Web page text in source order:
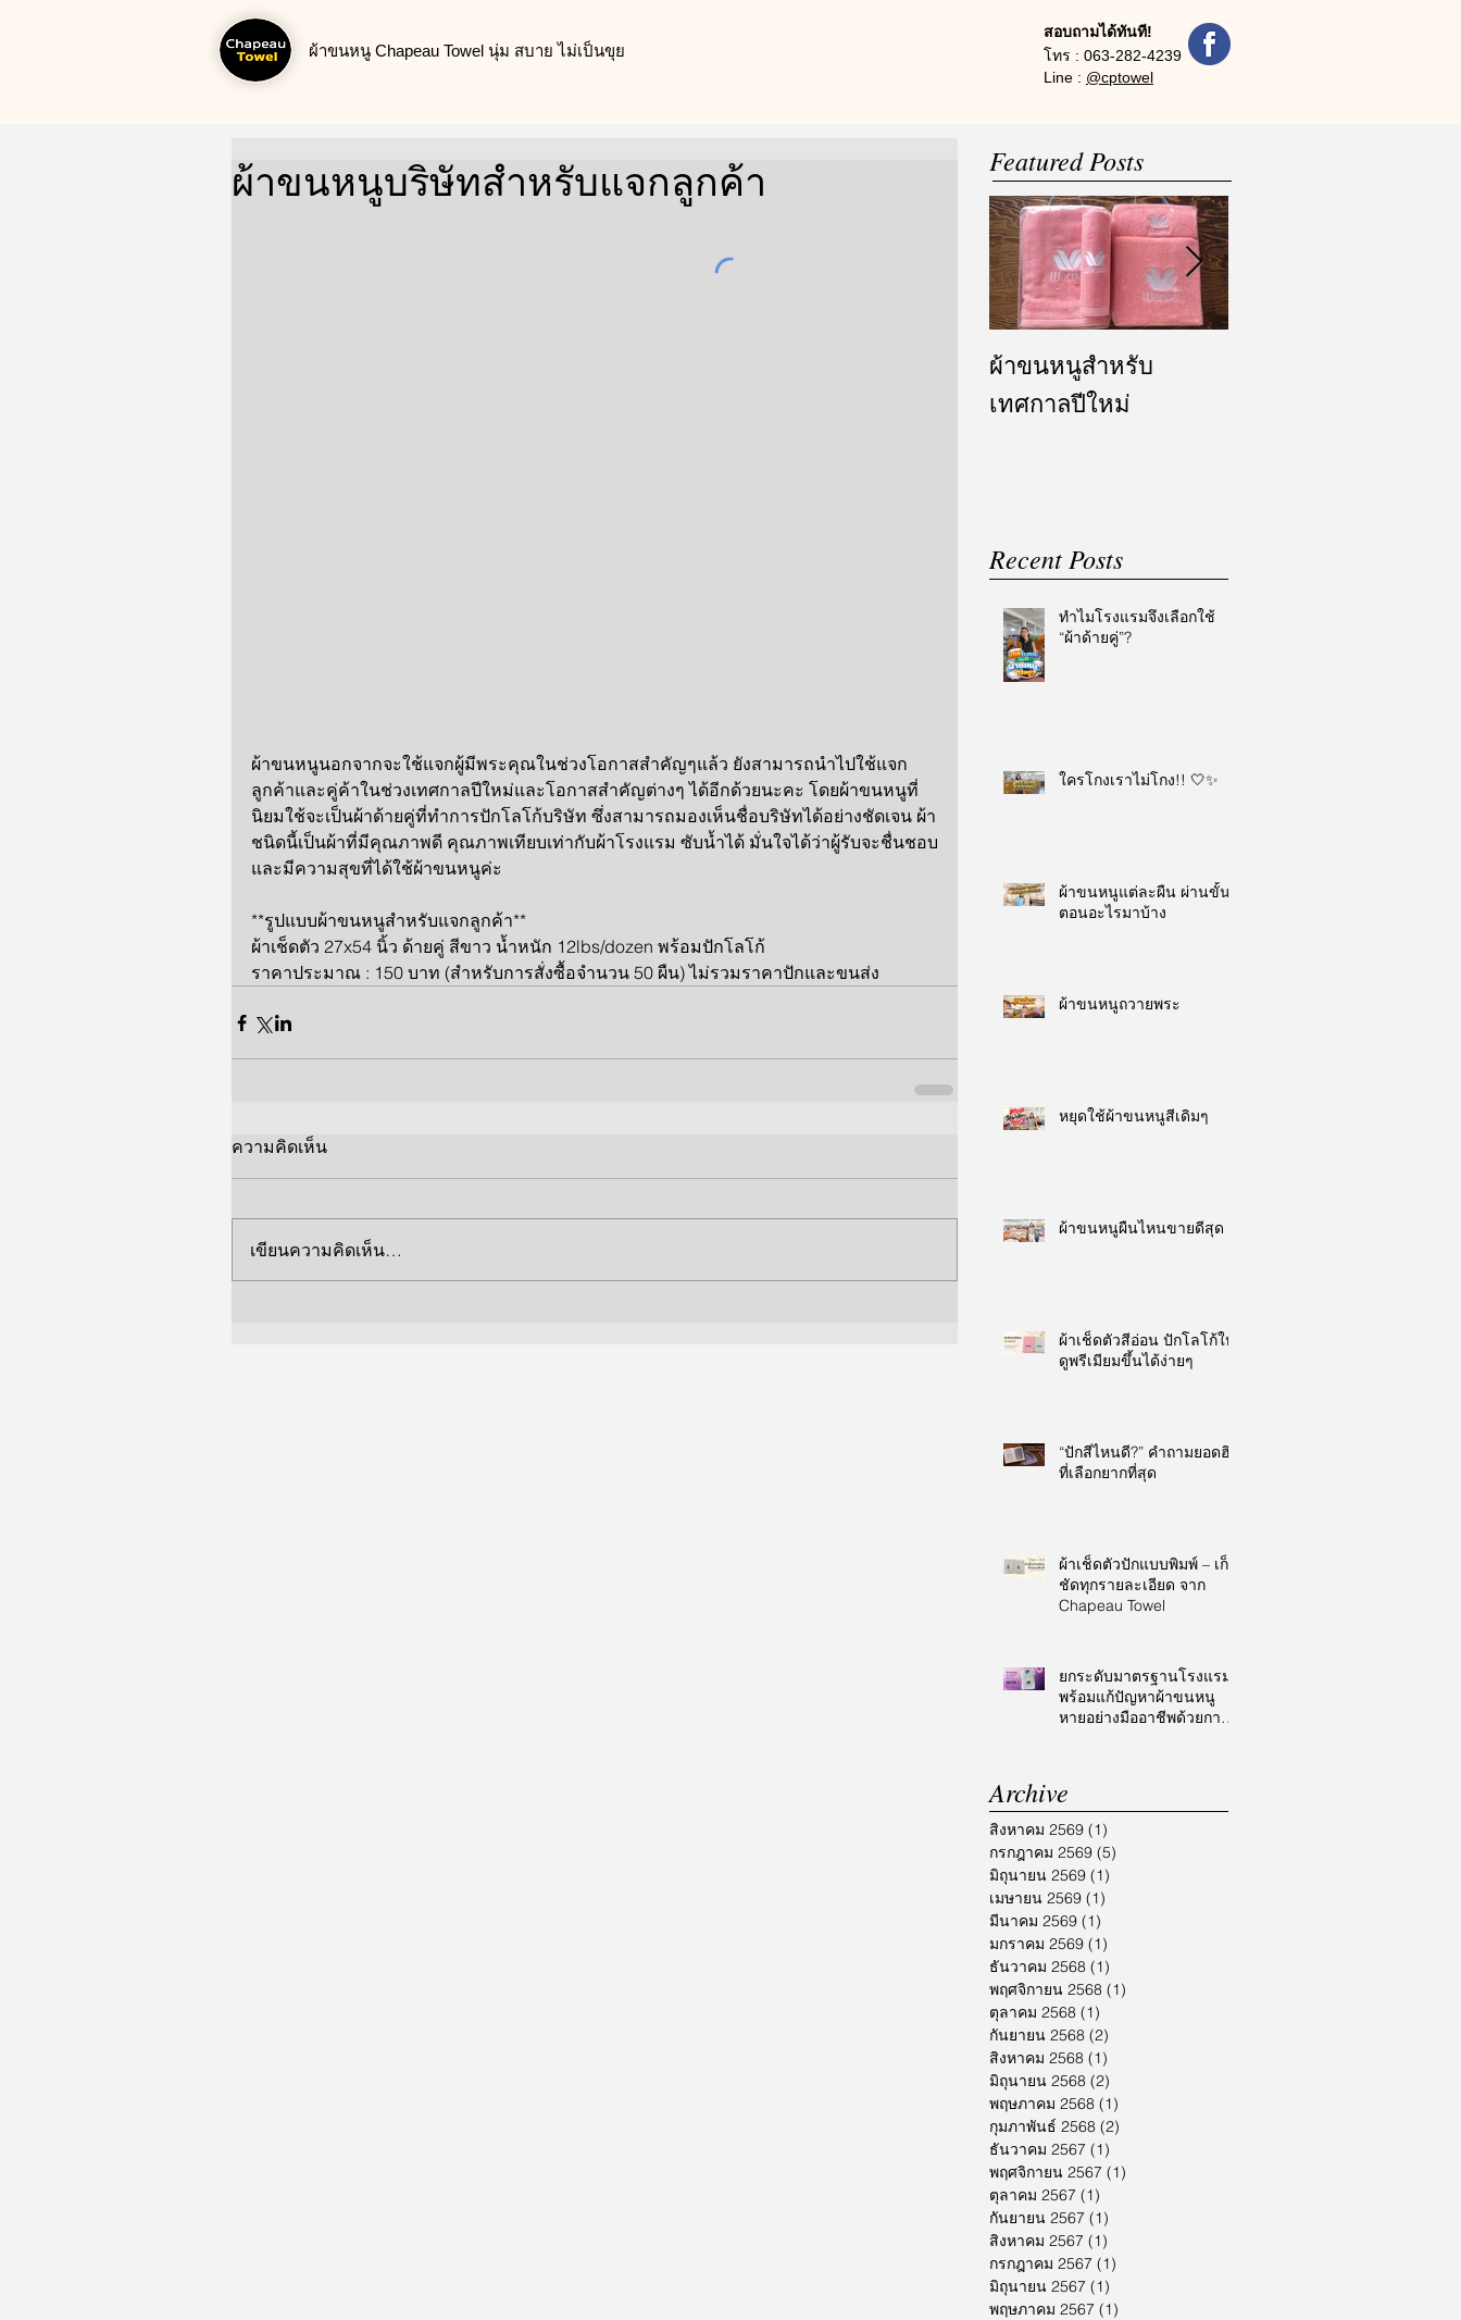
ผ้าขนหนู Chapeau Towel นุ่ม สบาย ไม่เป็นขุย
สอบถามได้ทันที!
โทร : 063-282-4239
Line : @cptowel
ผ้าขนหนูบริษัทสำหรับแจกลูกค้า
ผ้าขนหนูนอกจากจะใช้แจกผู้มีพระคุณในช่วงโอกาสสำคัญๆแล้ว ยังสามารถนำไปใช้แจก
ลูกค้าและคู่ค้าในช่วงเทศกาลปีใหม่และโอกาสสำคัญต่างๆ ได้อีกด้วยนะคะ โดยผ้าขนหนูที่
นิยมใช้จะเป็นผ้าด้ายคู่ที่ทำการปักโลโก้บริษัท ซึ่งสามารถมองเห็นชื่อบริษัทได้อย่างชัดเจน ผ้า
ชนิดนี้เป็นผ้าที่มีคุณภาพดี คุณภาพเทียบเท่ากับผ้าโรงแรม ซับน้ำได้ มั่นใจได้ว่าผู้รับจะชื่นชอบ
และมีความสุขที่ได้ใช้ผ้าขนหนูค่ะ
**รูปแบบผ้าขนหนูสำหรับแจกลูกค้า**
ผ้าเช็ดตัว 27x54 นิ้ว ด้ายคู่ สีขาว น้ำหนัก 12lbs/dozen พร้อมปักโลโก้
ราคาประมาณ : 150 บาท (สำหรับการสั่งซื้อจำนวน 50 ผืน) ไม่รวมราคาปักและขนส่ง
ความคิดเห็น
เขียนความคิดเห็น…
Featured Posts
ผ้าขนหนูสำหรับ
เทศกาลปีใหม่
Recent Posts
ทำไมโรงแรมจึงเลือกใช้
“ผ้าด้ายคู่”?
ใครโกงเราไม่โกง!! 🤍✨
ผ้าขนหนูแต่ละผืน ผ่านขั้น
ตอนอะไรมาบ้าง
ผ้าขนหนูถวายพระ
หยุดใช้ผ้าขนหนูสีเดิมๆ
ผ้าขนหนูผืนไหนขายดีสุด
ผ้าเช็ดตัวสีอ่อน ปักโลโก้ให้
ดูพรีเมียมขึ้นได้ง่ายๆ
“ปักสีไหนดี?” คำถามยอดฮิต
ที่เลือกยากที่สุด
ผ้าเช็ดตัวปักแบบพิมพ์ – เก็บ
ชัดทุกรายละเอียด จาก
Chapeau Towel
ยกระดับมาตรฐานโรงแรม
พร้อมแก้ปัญหาผ้าขนหนู
หายอย่างมืออาชีพด้วยการ
Archive
สิงหาคม 2569 (1)
กรกฎาคม 2569 (5)
มิถุนายน 2569 (1)
เมษายน 2569 (1)
มีนาคม 2569 (1)
มกราคม 2569 (1)
ธันวาคม 2568 (1)
พฤศจิกายน 2568 (1)
ตุลาคม 2568 (1)
กันยายน 2568 (2)
สิงหาคม 2568 (1)
มิถุนายน 2568 (2)
พฤษภาคม 2568 (1)
กุมภาพันธ์ 2568 (2)
ธันวาคม 2567 (1)
พฤศจิกายน 2567 (1)
ตุลาคม 2567 (1)
กันยายน 2567 (1)
สิงหาคม 2567 (1)
กรกฎาคม 2567 (1)
มิถุนายน 2567 (1)
พฤษภาคม 2567 (1)